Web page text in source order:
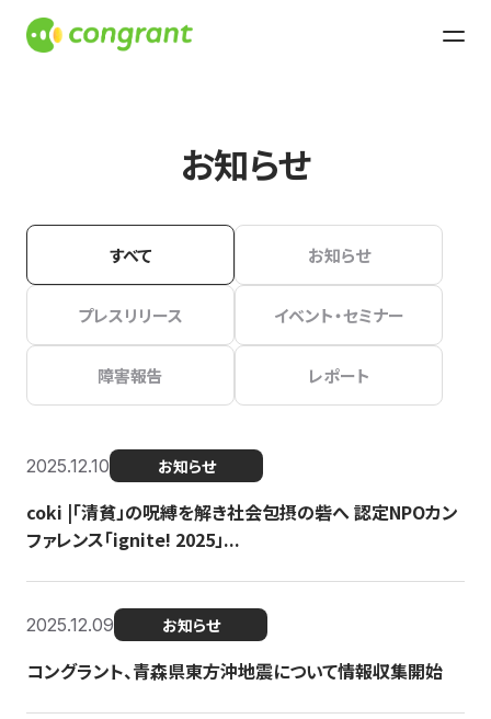
お知らせ
すべて お知らせ
プレスリリース イベント・セミナー
障害報告 レポート
2025.12.10 お知らせ
coki |「清貧」の呪縛を解き社会包摂の砦へ 認定NPOカン
ファレンス「ignite! 2025」...
2025.12.09 お知らせ
コングラント、青森県東方沖地震について情報収集開始